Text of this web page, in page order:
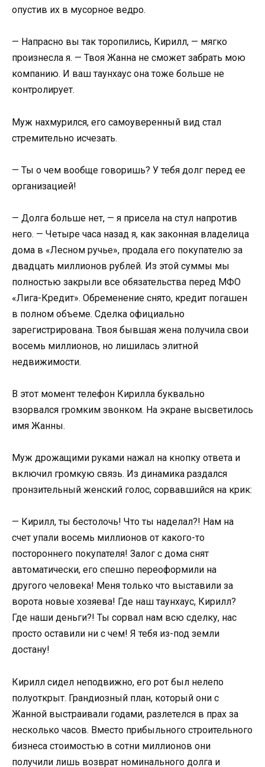
опустив их в мусорное ведро.
— Напрасно вы так торопились, Кирилл, — мягко
произнесла я. — Твоя Жанна не сможет забрать мою
компанию. И ваш таунхаус она тоже больше не
контролирует.
Муж нахмурился, его самоуверенный вид стал
стремительно исчезать.
— Ты о чем вообще говоришь? У тебя долг перед ее
организацией!
— Долга больше нет, — я присела на стул напротив
него. — Четыре часа назад я, как законная владелица
дома в «Лесном ручье», продала его покупателю за
двадцать миллионов рублей. Из этой суммы мы
полностью закрыли все обязательства перед МФО
«Лига-Кредит». Обременение снято, кредит погашен
в полном объеме. Сделка официально
зарегистрирована. Твоя бывшая жена получила свои
восемь миллионов, но лишилась элитной
недвижимости.
В этот момент телефон Кирилла буквально
взорвался громким звонком. На экране высветилось
имя Жанны.
Муж дрожащими руками нажал на кнопку ответа и
включил громкую связь. Из динамика раздался
пронзительный женский голос, сорвавшийся на крик:
— Кирилл, ты бестолочь! Что ты наделал?! Нам на
счет упали восемь миллионов от какого-то
постороннего покупателя! Залог с дома снят
автоматически, его спешно переоформили на
другого человека! Меня только что выставили за
ворота новые хозяева! Где наш таунхаус, Кирилл?
Где наши деньги?! Ты сорвал нам всю сделку, нас
просто оставили ни с чем! Я тебя из-под земли
достану!
Кирилл сидел неподвижно, его рот был нелепо
полуоткрыт. Грандиозный план, который они с
Жанной выстраивали годами, разлетелся в прах за
несколько часов. Вместо прибыльного строительного
бизнеса стоимостью в сотни миллионов они
получили лишь возврат номинального долга и